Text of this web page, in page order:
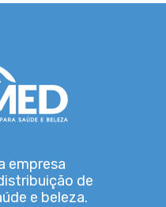
empresa
de
e beleza.